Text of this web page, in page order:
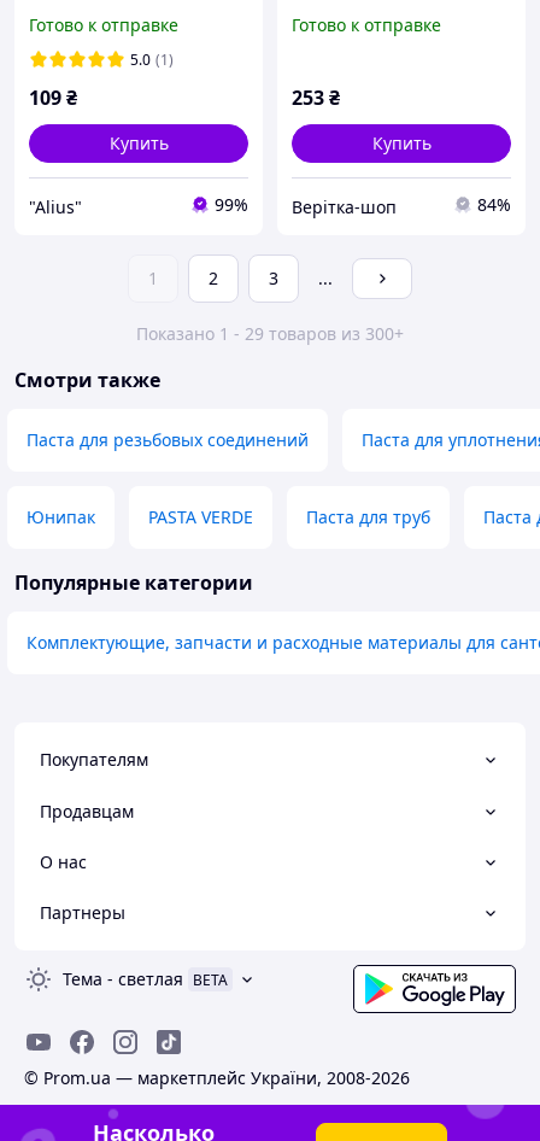
Готово к отправке
5.0 (1)
109₴
Купить
"Alius" 99%
Готово к отправке
253₴
Купить
Верітка-шоп 84%
1 2 3 ...
Показано 1 - 29 товаров из 300+
Смотри также
Паста для резьбовых соединений Паста для
Юнипак PASTA VERDE Паста для труб Паста
Популярные категории
Комплектующие, запчасти и расходные материалы для
Покупателям
Продавцам
О нас
Партнеры
Тема - светлая BETA
© Prom.ua — маркетплейс України, 2008-2026
Насколько